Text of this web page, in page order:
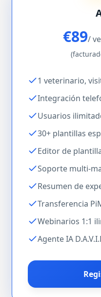
€89/
1 veterinario,
Integración
Usuarios
30+ plantillas
Editor de
Soporte multi-
Resumen de
Transferencia
Webinarios 1:1
Agente IA